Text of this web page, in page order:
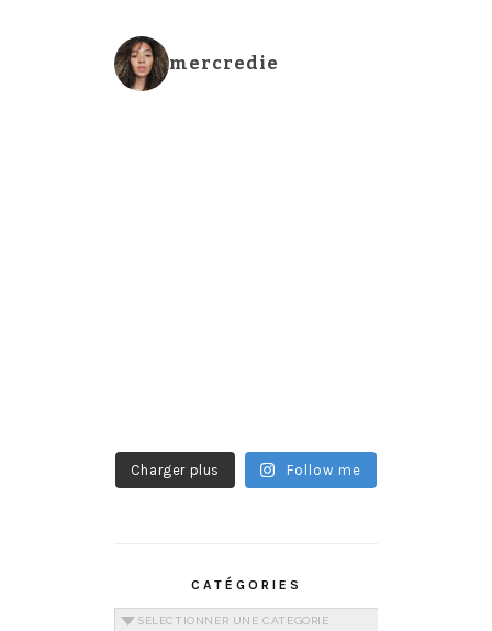
mercredie
Charger plus Follow me
CATÉGORIES
Catégories